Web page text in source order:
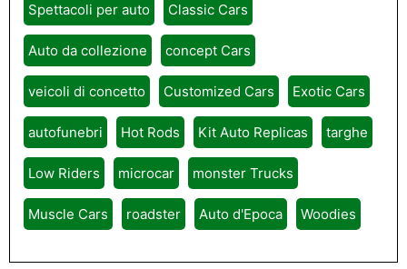
Spettacoli per auto Classic Cars
Auto da collezione concept Cars
veicoli di concetto Customized Cars Exotic Cars
autofunebri Hot Rods Kit Auto Replicas targhe
Low Riders microcar monster Trucks
Muscle Cars roadster Auto d'Epoca Woodies